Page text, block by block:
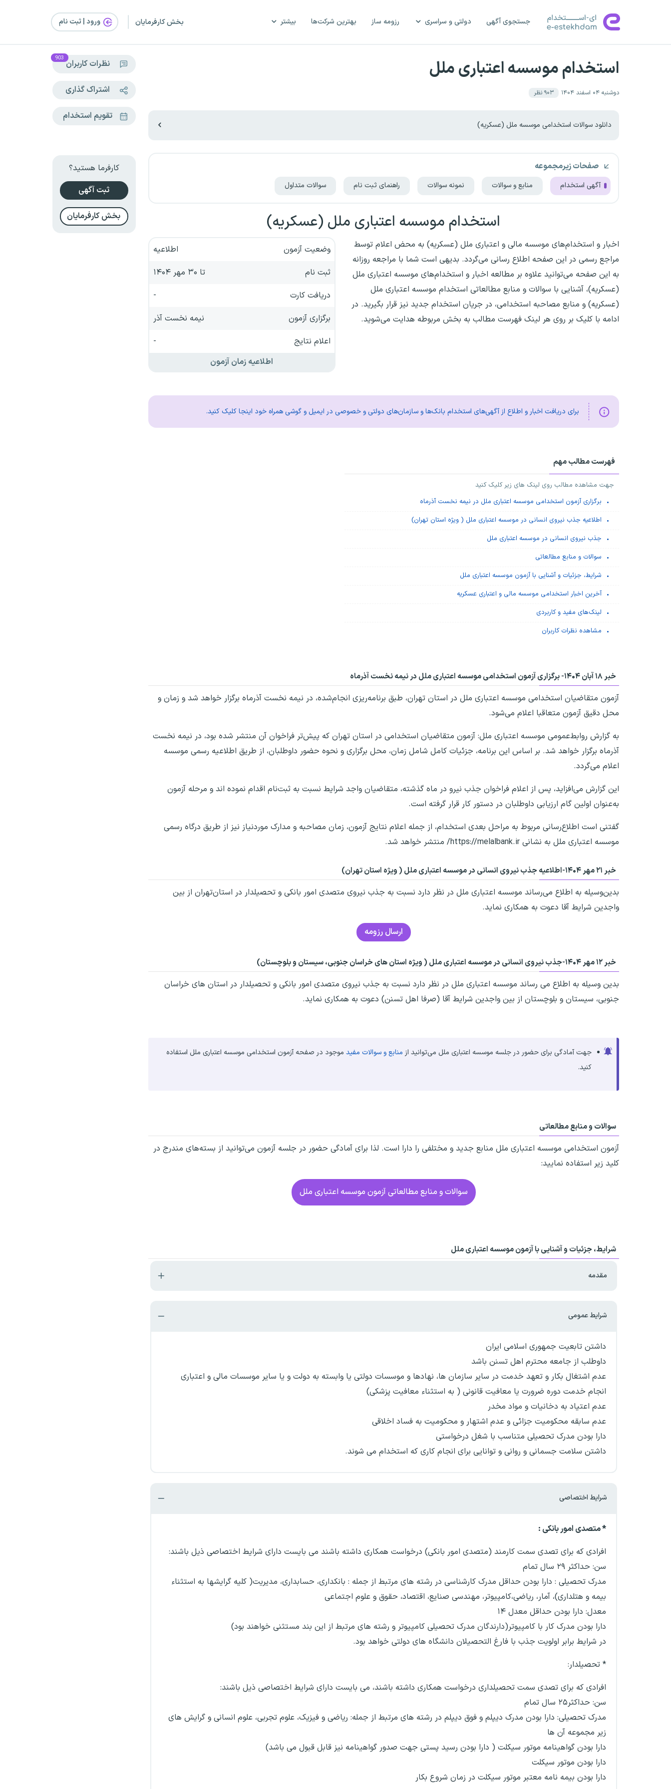
جستجوی آگهی دولتی و سراسری رزومه ساز بهترین شرکت‌ها بیشتر بخش کارفرمایان ورود | ثبت‌ نام
استخدام موسسه اعتباری ملل
دوشنبه ۰۴ اسفند ۱۴۰۴ ۹۰۳ نظر
دانلود سوالات استخدامی موسسه ملل (عسکریه)
صفحات زیرمجموعه
آگهی استخدام منابع و سوالات نمونه سوالات راهنمای ثبت نام سوالات متداول
استخدام موسسه اعتباری ملل (عسکریه)
اخبار و استخدام‌های موسسه مالی و اعتباری ملل (عسکریه) به محض اعلام توسط
مراجع رسمی در این صفحه اطلاع رسانی می‌گردد. بدیهی است شما با مراجعه روزانه
به این صفحه می‌توانید علاوه بر مطالعه اخبار و استخدام‌های موسسه اعتباری ملل
(عسکریه)، آشنایی با سوالات و منابع مطالعاتی استخدام موسسه اعتباری ملل
(عسکریه) و منابع مصاحبه استخدامی، در جریان استخدام جدید نیز قرار بگیرید. در
ادامه با کلیک بر روی هر لینک فهرست مطالب به بخش مربوطه هدایت می‌شوید.
وضعیت آزمون
اطلاعیه
ثبت نام
تا ۳۰ مهر ۱۴۰۴
دریافت کارت
-
برگزاری آزمون
نیمه نخست آذر
اعلام نتایج
-
اطلاعیه زمان آزمون
برای دریافت اخبار و اطلاع از آگهی‌های استخدام بانک‌ها و سازمان‌های دولتی و خصوصی در ایمیل و گوشی همراه خود اینجا کلیک کنید.
فهرست مطالب مهم
جهت مشاهده مطالب روی لینک های زیر کلیک کنید
برگزاری آزمون استخدامی موسسه اعتباری ملل در نیمه نخست آذرماه
اطلاعیه جذب نیروی انسانی در موسسه اعتباری ملل ( ویژه استان‌ تهران)
جذب نیروی انسانی در موسسه اعتباری ملل
سوالات و منابع مطالعاتی
شرایط، جزئیات و آشنایی با آزمون موسسه اعتباری ملل
آخرین اخبار استخدامی موسسه مالی و اعتباری عسکریه
لینک‌های مفید و کاربردی
مشاهده نظرات کاربران
خبر ۱۸ آبان ۱۴۰۴- برگزاری آزمون استخدامی موسسه اعتباری ملل در نیمه نخست آذرماه
آزمون متقاضیان استخدامی موسسه اعتباری ملل در استان تهران، طبق برنامه‌ریزی انجام‌شده، در نیمه نخست آذرماه برگزار خواهد شد و زمان و
محل دقیق آزمون متعاقبا اعلام می‌شود.
به گزارش روابط‌عمومی موسسه اعتباری ملل: آزمون متقاضیان استخدامی در استان تهران که پیش‌تر فراخوان آن منتشر شده بود، در نیمه نخست
آذرماه برگزار خواهد شد. بر اساس این برنامه، جزئیات کامل شامل زمان، محل برگزاری و نحوه حضور داوطلبان، از طریق اطلاعیه رسمی موسسه
اعلام می‌گردد.
این گزارش می‌افزاید، پس از اعلام فراخوان جذب نیرو در ماه گذشته، متقاضیان واجد شرایط نسبت به ثبت‌نام اقدام نموده اند و مرحله آزمون
به‌عنوان اولین گام ارزیابی داوطلبان در دستور کار قرار گرفته است.
گفتنی است اطلاع‌رسانی مربوط به مراحل بعدی استخدام، از جمله اعلام نتایج آزمون، زمان مصاحبه و مدارک موردنیاز نیز از طریق درگاه رسمی
موسسه اعتباری ملل به نشانی https://melalbank.ir/ منتشر خواهد شد.
خبر ۲۱ مهر ۱۴۰۴- اطلاعیه جذب نیروی انسانی در موسسه اعتباری ملل ( ویژه استان‌ تهران)
بدین‌وسیله به اطلاع می‌رساند موسسه اعتباری ملل در نظر دارد نسبت به جذب نیروی متصدی امور بانکی و تحصیلدار در استان‌تهران از بین
واجدین شرایط آقا دعوت به همکاری نماید.
ارسال رزومه
خبر ۱۲ مهر ۱۴۰۴- جذب نیروی انسانی در موسسه اعتباری ملل ( ویژه استان های خراسان جنوبی، سیستان و بلوچستان)
بدین وسیله به اطلاع می رساند موسسه اعتباری ملل در نظر دارد نسبت به جذب نیروی متصدی امور بانکی و تحصیلدار در استان های خراسان
جنوبی، سیستان و بلوچستان از بین واجدین شرایط آقا (صرفا اهل تسنن) دعوت به همکاری نماید.
جهت آمادگی برای حضور در جلسه موسسه اعتباری ملل می‌توانید از منابع و سوالات مفید موجود در صفحه آزمون استخدامی موسسه اعتباری ملل استفاده
کنید.
سوالات و منابع مطالعاتی
آزمون استخدامی موسسه اعتباری ملل منابع جدید و مختلفی را دارا است. لذا برای آمادگی حضور در جلسه آزمون می‌توانید از بسته‌های مندرج در
کلید زیر استفاده نمایید:
سوالات و منابع مطالعاتی آزمون موسسه اعتباری ملل
شرایط، جزئیات و آشنایی با آزمونموسسه اعتباری ملل
مقدمه
شرایط عمومی
داشتن تابعیت جمهوری اسلامی ایران
داوطلب از جامعه محترم اهل تسنن باشد
عدم اشتغال بکار و تعهد خدمت در سایر سازمان ها، نهادها و موسسات دولتی یا وابسته به دولت و یا سایر موسسات مالی و اعتباری
انجام خدمت دوره ضرورت یا معافیت قانونی ( به استثناء معافیت پزشکی)
عدم اعتیاد به دخانیات و مواد مخدر
عدم سابقه محکومیت جزائی و عدم اشتهار و محکومیت به فساد اخلاقی
دارا بودن مدرک تحصیلی متناسب با شغل درخواستی
داشتن سلامت جسمانی و روانی و توانایی برای انجام کاری که استخدام می شوند.
شرایط اختصاصی
* متصدی امور بانکی :
افرادی که برای تصدی سمت کارمند (متصدی امور بانکی) درخواست همکاری داشته باشند می بایست دارای شرایط اختصاصی ذیل باشند:
سن: حداکثر ۲۹ سال تمام
مدرک تحصیلی : دارا بودن حداقل مدرک کارشناسی در رشته های مرتبط از جمله : بانکداری، حسابداری، مدیریت( کلیه گرایشها به استثناء
بیمه و هتلداری)، آمار، ریاضی،کامپیوتر، مهندسی صنایع، اقتصاد، حقوق و علوم اجتماعی
معدل: دارا بودن حداقل معدل ۱۴
دارا بودن مدرک کار با کامپیوتر(دارندگان مدرک تحصیلی کامپیوتر و رشته های مرتبط از این بند مستثنی خواهند بود)
در شرایط برابر اولویت جذب با فارغ التحصیلان دانشگاه های دولتی خواهد بود.
* تحصیلدار:
افرادی که برای تصدی سمت تحصیلداری درخواست همکاری داشته باشند، می بایست دارای شرایط اختصاصی ذیل باشند:
سن: حداکثر۲۵ سال تمام
مدرک تحصیلی: دارا بودن مدرک دیپلم و فوق دیپلم در رشته های مرتبط از جمله: ریاضی و فیزیک، علوم تجربی، علوم انسانی و گرایش های
زیر مجموعه آن ها
دارا بودن گواهینامه موتور سیکلت ( دارا بودن رسید پستی جهت صدور گواهینامه نیز قابل قبول می باشد)
دارا بودن موتور سیکلت
دارا بودن بیمه نامه معتبر موتور سیکلت در زمان شروع بکار
نظرات کاربران 903
اشتراک گذاری
تقویم استخدام
کارفرما هستید؟
ثبت آگهی
بخش کارفرمایان